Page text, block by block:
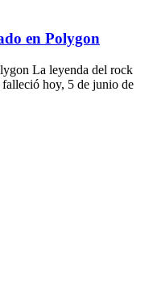
en Polygon
La leyenda del rock
hoy, 5 de junio de